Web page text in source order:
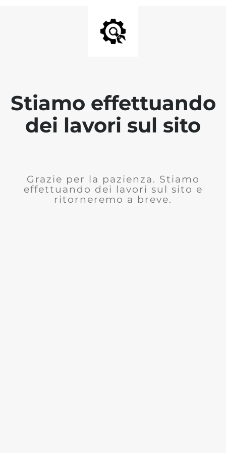
Stiamo effettuando
dei lavori sul sito
Grazie per la pazienza. Stiamo
effettuando dei lavori sul sito e
ritorneremo a breve.